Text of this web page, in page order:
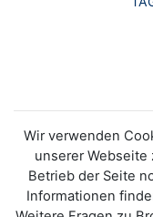
Wir verwenden
unserer
Betrieb der Seite
Informationen